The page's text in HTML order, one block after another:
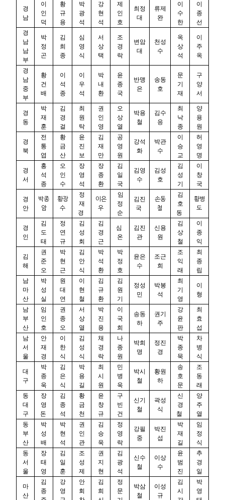
경
남
이
인
덕
황
규
용
박
광
석
강
현
석
제
인
호
최정
대
류제
완
이
수
한
이
종
선
경
남
남
부
박
정
곤
김
희
종
심
영
식
서
상
택
조
경
락
변암
대
천성
수
옥
상
석
이
주
옥
경
남
중
부
황
건
배
이
석
종
이
우
석
박
내
환
윤
종
국
반맹
은
송동
호
문
기
재
구
양
서
경
동
박
재
훈
김
경
걸
최
원
탁
권
인
영
오
상
열
박용
철
김수
응
최
낙
종
양
용
원
경
북
전
통
엽
황
금
산
윤
진
보
김
재
만
공
영
원
강석
화
박관
수
이
승
교
허
영
명
경
서
홍
석
종
오
인
수
장
영
석
장
종
환
김
일
국
김영
수
김성
호
김
성
기
이
창
국
경
안
박종
암
황장
수
정
재
경
이은
우
임
정
순
김진
국
손동
철
김
호
동
황병
도
경
인
김
도
태
정
연
규
김
성
회
김
경
근
심
온
김진
관
신용
원
김
상
철
이
종
익
김
해
권
준
오
박
현
근
김
안
식
박
석
환
박
정
호
윤은
수
조근
희
조
익
래
최
종
립
남
마
산
박
성
실
원
대
연
이
현
철
김
규
환
김
원
기
정성
민
박봉
석
최
기
영
이
형
남
부
산
임
인
호
권
종
오
서
상
열
박
진
용
이
국
희
송동
하
권기
주
강
윤
판
최
효
섭
남
서
울
안
재
경
이
한
식
김
성
식
채
경
락
나
종
원
박희
명
정진
경
박
종
묵
차
병
식
대
구
박
종
욱
김
은
식
박
용
길
최
시
원
민
병
욱
박시
철
황원
하
송
호
문
조
동
래
동
대
구
장
영
돈
김
종
석
황
금
천
윤
창
규
구
빈
건
신기
철
곽성
식
신
경
철
양
주
열
동
부
산
박
성
배
박
현
석
권
인
관
김
승
욱
정
영
락
강필
중
박진
섭
박
재
길
임
정
식
동
서
울
장
태
영
김
일
훈
조
성
제
권
지
현
김
광
석
신수
철
이상
수
윤
범
진
추
경
일
마
산
김
종
강
영
안
회
김
희
정
문
박삼
철
이성
규
김
시
박
영